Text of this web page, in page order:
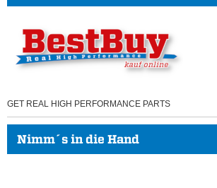
GET REAL HIGH PERFORMANCE PARTS
Nimm´s in die Hand